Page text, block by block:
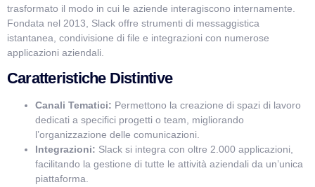
trasformato il modo in cui le aziende interagiscono internamente.
Fondata nel 2013, Slack offre strumenti di messaggistica
istantanea, condivisione di file e integrazioni con numerose
applicazioni aziendali.
Caratteristiche Distintive
Canali Tematici: Permettono la creazione di spazi di lavoro
dedicati a specifici progetti o team, migliorando
l’organizzazione delle comunicazioni.
Integrazioni: Slack si integra con oltre 2.000 applicazioni,
facilitando la gestione di tutte le attività aziendali da un’unica
piattaforma.